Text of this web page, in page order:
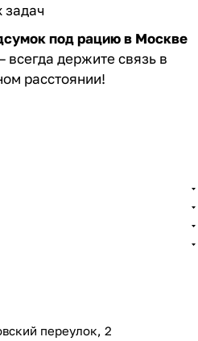
задач
под рацию в Москве
всегда держите связь в
расстоянии!
переулок, 2